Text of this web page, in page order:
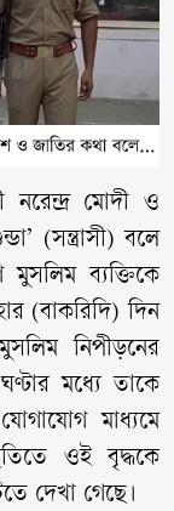
নরেন্দ্র মোদী ও
(সন্ত্রাসী) বলে
ব্যক্তিকে
(বাকরিদি) দিন
নিপীড়নের
মধ্যে তাকে
মাধ্যমে
ওই বৃদ্ধকে
দেখা গেছে।